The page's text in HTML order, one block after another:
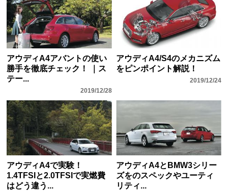
アウディA4アバントの使い
勝手を徹底チェック！ ｜ス
テー...
2019/12/28
アウディA4/S4のメカニズム
をピンポイント解説！
2019/12/24
アウディA4で実験！
1.4TFSIと2.0TFSIで実燃費
はどう違う...
アウディA4とBMW3シリー
ズをのスペックやユーティ
リティ...